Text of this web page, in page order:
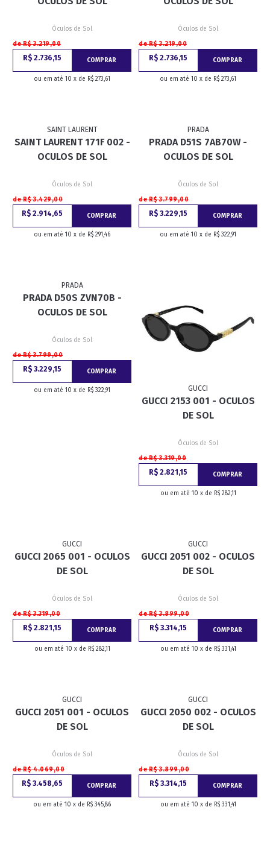
Óculos de Sol
de R$ 3.219,00
R$ 2.736,15 COMPRAR
ou em até 10 x de R$ 273,61
Óculos de Sol
de R$ 3.219,00
R$ 2.736,15 COMPRAR
ou em até 10 x de R$ 273,61
SAINT LAURENT
SAINT LAURENT 171F 002 -
OCULOS DE SOL
Óculos de Sol
de R$ 3.429,00
R$ 2.914,65 COMPRAR
ou em até 10 x de R$ 291,46
PRADA
PRADA D51S 7AB70W -
OCULOS DE SOL
Óculos de Sol
de R$ 3.799,00
R$ 3.229,15 COMPRAR
ou em até 10 x de R$ 322,91
PRADA
PRADA D50S ZVN70B -
OCULOS DE SOL
Óculos de Sol
de R$ 3.799,00
R$ 3.229,15 COMPRAR
ou em até 10 x de R$ 322,91 GUCCI
GUCCI 2153 001 - OCULOS
DE SOL
Óculos de Sol
de R$ 3.319,00
R$ 2.821,15 COMPRAR
ou em até 10 x de R$ 282,11
GUCCI
GUCCI 2065 001 - OCULOS
DE SOL
Óculos de Sol
de R$ 3.319,00
R$ 2.821,15 COMPRAR
ou em até 10 x de R$ 282,11
GUCCI
GUCCI 2051 002 - OCULOS
DE SOL
Óculos de Sol
de R$ 3.899,00
R$ 3.314,15 COMPRAR
ou em até 10 x de R$ 331,41
GUCCI
GUCCI 2051 001 - OCULOS
DE SOL
Óculos de Sol
de R$ 4.069,00
R$ 3.458,65 COMPRAR
ou em até 10 x de R$ 345,86
GUCCI
GUCCI 2050 002 - OCULOS
DE SOL
Óculos de Sol
de R$ 3.899,00
R$ 3.314,15 COMPRAR
ou em até 10 x de R$ 331,41